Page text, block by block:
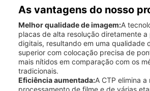
As vantagens do nosso
Melhor qualidade de imagem:A
placas de alta resolução diretamente
digitais, resultando em uma qualidade
superior com colocação precisa de
mais nítidos em comparação com os
tradicionais.
Eficiência aumentada:A CTP elimina
processamento de filme e de várias